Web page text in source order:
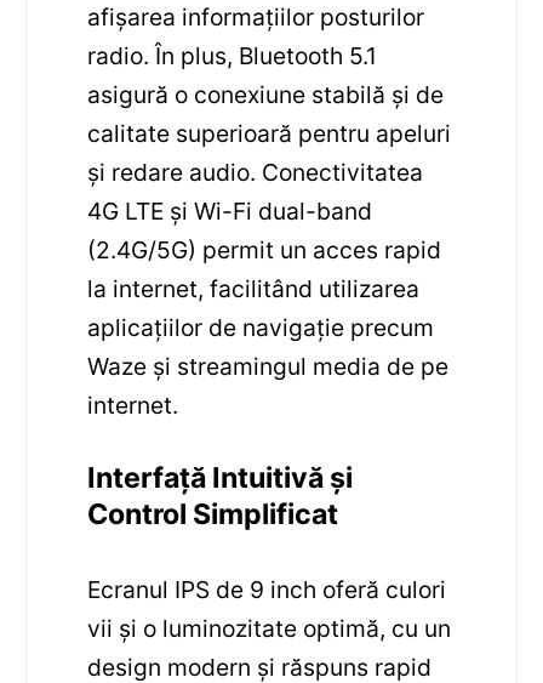
afișarea informațiilor posturilor
radio. În plus, Bluetooth 5.1
asigură o conexiune stabilă și de
calitate superioară pentru apeluri
și redare audio. Conectivitatea
4G LTE și Wi-Fi dual-band
(2.4G/5G) permit un acces rapid
la internet, facilitând utilizarea
aplicațiilor de navigație precum
Waze și streamingul media de pe
internet.
Interfață Intuitivă și
Control Simplificat
Ecranul IPS de 9 inch oferă culori
vii și o luminozitate optimă, cu un
design modern și răspuns rapid